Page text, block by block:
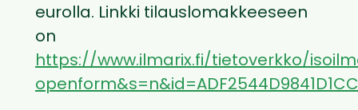
eurolla. Linkki tilauslomakkeeseen
on
https://www.ilmarix.fi/tietoverkko/